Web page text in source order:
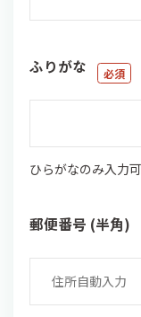
ふりがな
ひらがなのみ入力
郵便番号 (半角)